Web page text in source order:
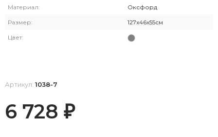
Материал: Оксфорд
Размер: 127x46x55см
Цвет:
Артикул: 1038-7
6 728 ₽